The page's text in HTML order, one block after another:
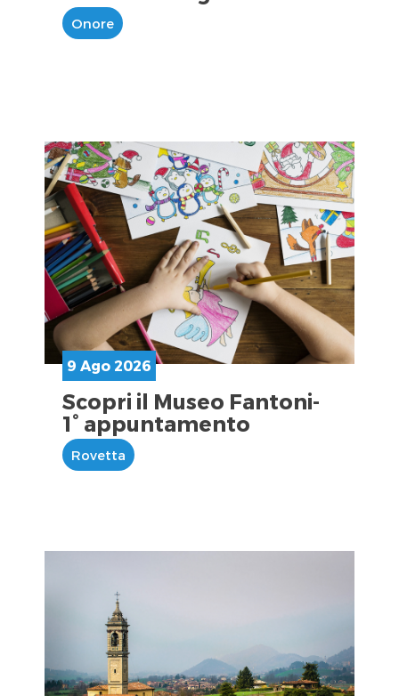
Onore
9 Ago 2026
Scopri il Museo Fantoni-
1° appuntamento
Rovetta